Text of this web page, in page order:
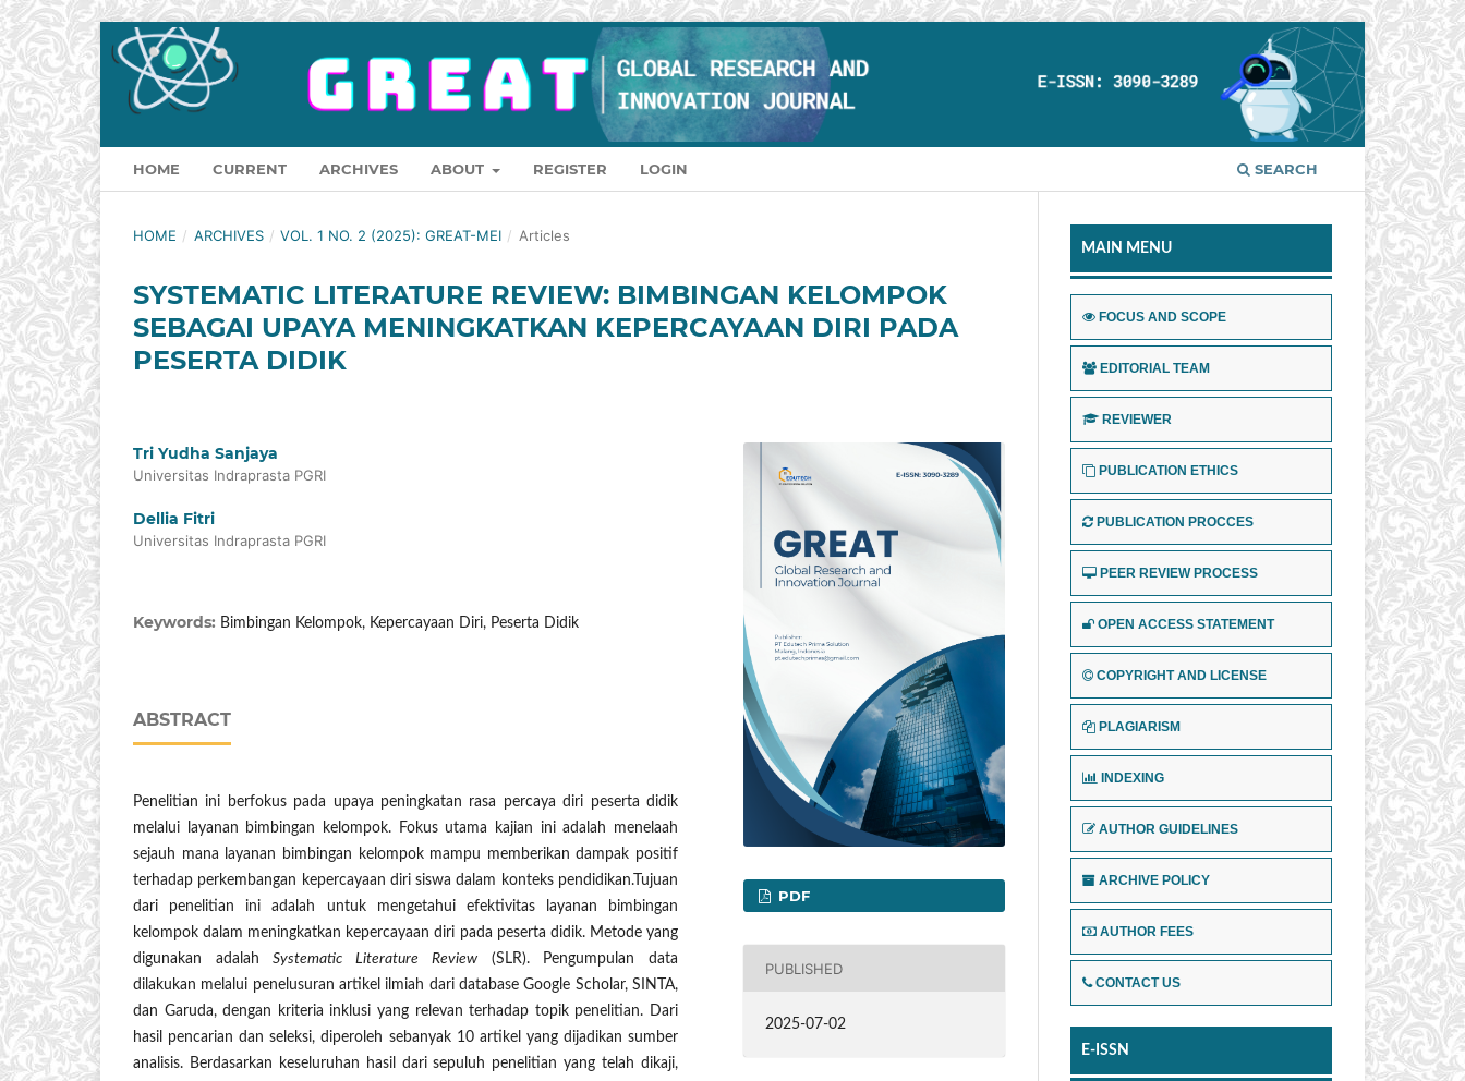
HOME CURRENT ARCHIVES ABOUT REGISTER LOGIN SEARCH
HOME / ARCHIVES / VOL. 1 NO. 2 (2025): GREAT-MEI / Articles
SYSTEMATIC LITERATURE REVIEW: BIMBINGAN KELOMPOK
SEBAGAI UPAYA MENINGKATKAN KEPERCAYAAN DIRI PADA
PESERTA DIDIK
Tri Yudha Sanjaya
Universitas Indraprasta PGRI
Dellia Fitri
Universitas Indraprasta PGRI
Keywords: Bimbingan Kelompok, Kepercayaan Diri, Peserta Didik
ABSTRACT
Penelitian ini berfokus pada upaya peningkatan rasa percaya diri peserta didik
melalui layanan bimbingan kelompok. Fokus utama kajian ini adalah menelaah
sejauh mana layanan bimbingan kelompok mampu memberikan dampak positif
terhadap perkembangan kepercayaan diri siswa dalam konteks pendidikan.Tujuan
dari penelitian ini adalah untuk mengetahui efektivitas layanan bimbingan
kelompok dalam meningkatkan kepercayaan diri pada peserta didik. Metode yang
digunakan adalahSystematic Literature Review(SLR). Pengumpulan data
dilakukan melalui penelusuran artikel ilmiah dari database Google Scholar, SINTA,
dan Garuda, dengan kriteria inklusi yang relevan terhadap topik penelitian. Dari
hasil pencarian dan seleksi, diperoleh sebanyak 10 artikel yang dijadikan sumber
analisis. Berdasarkan keseluruhan hasil dari sepuluh penelitian yang telah dikaji,
PDF
PUBLISHED
2025-07-02
MAIN MENU
FOCUS AND SCOPE
EDITORIAL TEAM
REVIEWER
PUBLICATION ETHICS
PUBLICATION PROCCES
PEER REVIEW PROCESS
OPEN ACCESS STATEMENT
COPYRIGHT AND LICENSE
PLAGIARISM
INDEXING
AUTHOR GUIDELINES
ARCHIVE POLICY
AUTHOR FEES
CONTACT US
E-ISSN